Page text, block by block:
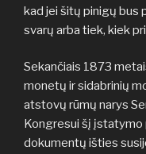
kad jei šitų pinigų bus
svarų arba tiek, kiek
Sekančiais 1873
monetų ir sidabrinių
atstovų rūmų narys
Kongresui šį įstatymo
dokumentų išties